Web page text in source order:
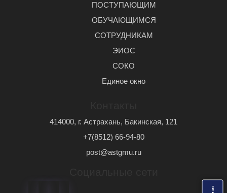
ь
ПОСТУПАЮЩИМ
ОБУЧАЮЩИМСЯ
СОТРУДНИКАМ
ЭИОС
СОКО
Единое окно
414000, г. Астрахань, Бакинская, 121
+7(8512) 66-94-80
post@astgmu.ru